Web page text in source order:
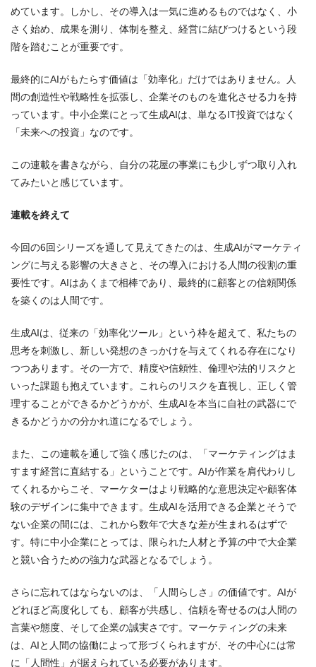
めています。しかし、その導入は一気に進めるものではなく、小
さく始め、成果を測り、体制を整え、経営に結びつけるという段
階を踏むことが重要です。
最終的にAIがもたらす価値は「効率化」だけではありません。人
間の創造性や戦略性を拡張し、企業そのものを進化させる力を持
っています。中小企業にとって生成AIは、単なるIT投資ではなく
「未来への投資」なのです。
この連載を書きながら、自分の花屋の事業にも少しずつ取り入れ
てみたいと感じています。
連載を終えて
今回の6回シリーズを通して見えてきたのは、生成AIがマーケティ
ングに与える影響の大きさと、その導入における人間の役割の重
要性です。AIはあくまで相棒であり、最終的に顧客との信頼関係
を築くのは人間です。
生成AIは、従来の「効率化ツール」という枠を超えて、私たちの
思考を刺激し、新しい発想のきっかけを与えてくれる存在になり
つつあります。その一方で、精度や信頼性、倫理や法的リスクと
いった課題も抱えています。これらのリスクを直視し、正しく管
理することができるかどうかが、生成AIを本当に自社の武器にで
きるかどうかの分かれ道になるでしょう。
また、この連載を通して強く感じたのは、「マーケティングはま
すます経営に直結する」ということです。AIが作業を肩代わりし
てくれるからこそ、マーケターはより戦略的な意思決定や顧客体
験のデザインに集中できます。生成AIを活用できる企業とそうで
ない企業の間には、これから数年で大きな差が生まれるはずで
す。特に中小企業にとっては、限られた人材と予算の中で大企業
と競い合うための強力な武器となるでしょう。
さらに忘れてはならないのは、「人間らしさ」の価値です。AIが
どれほど高度化しても、顧客が共感し、信頼を寄せるのは人間の
言葉や態度、そして企業の誠実さです。マーケティングの未来
は、AIと人間の協働によって形づくられますが、その中心には常
に「人間性」が据えられている必要があります。